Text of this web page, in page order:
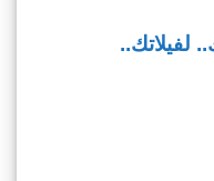
لفيلاتك..